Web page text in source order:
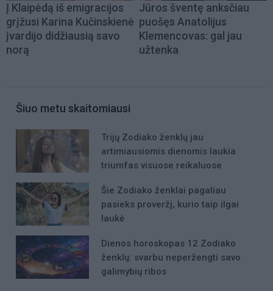
Į Klaipėdą iš emigracijos
grįžusi Karina Kučinskienė
įvardijo didžiausią savo
norą
Jūros šventę anksčiau
puošęs Anatolijus
Klemencovas: gal jau
užtenka
Šiuo metu skaitomiausi
Trijų Zodiako ženklų jau
artimiausiomis dienomis laukia
triumfas visuose reikaluose
Šie Zodiako ženklai pagaliau
pasieks proveržį, kurio taip ilgai
laukė
Dienos horoskopas 12 Zodiako
ženklų: svarbu neperžengti savo
galimybių ribos